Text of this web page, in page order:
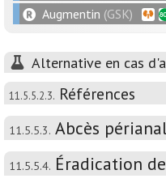
Augmentin (GSK)
Alternative en cas
11.5.5.2.3. Références
11.5.5.3. Abcès
11.5.5.4. Éradication